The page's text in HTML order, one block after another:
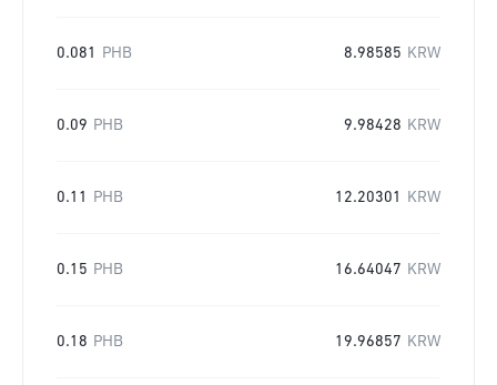
0.081 PHB 8.98585 KRW
0.09 PHB 9.98428 KRW
0.11 PHB 12.20301 KRW
0.15 PHB 16.64047 KRW
0.18 PHB 19.96857 KRW